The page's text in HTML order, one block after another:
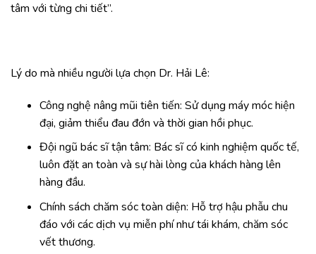
tâm với từng chi tiết”.
Lý do mà nhiều người lựa chọn Dr. Hải Lê:
Công nghệ nâng mũi tiên tiến: Sử dụng máy móc hiện
đại, giảm thiểu đau đớn và thời gian hồi phục.
Đội ngũ bác sĩ tận tâm: Bác sĩ có kinh nghiệm quốc tế,
luôn đặt an toàn và sự hài lòng của khách hàng lên
hàng đầu.
Chính sách chăm sóc toàn diện: Hỗ trợ hậu phẫu chu
đáo với các dịch vụ miễn phí như tái khám, chăm sóc
vết thương.